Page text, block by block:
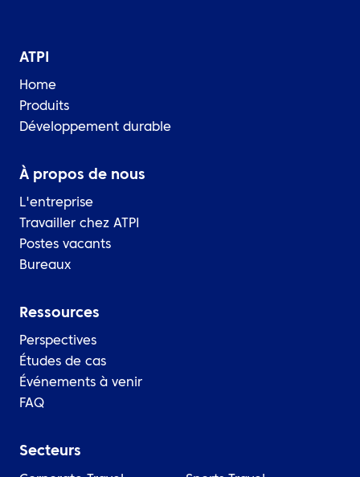
ATPI
Home
Produits
Développement durable
À propos de nous
L'entreprise
Travailler chez ATPI
Postes vacants
Bureaux
Ressources
Perspectives
Études de cas
Événements à venir
FAQ
Secteurs